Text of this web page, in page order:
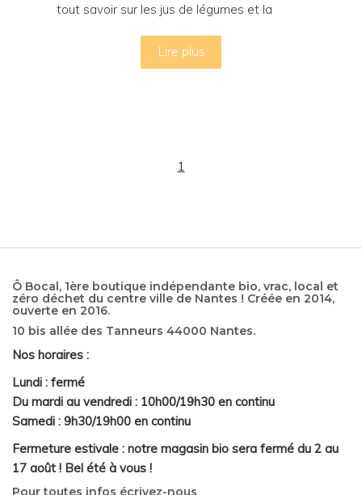
tout savoir sur les jus de légumes et la
Lire plus
1
Ô Bocal, 1ère boutique indépendante bio, vrac, local et
zéro déchet du centre ville de Nantes ! Créée en 2014,
ouverte en 2016.
10 bis allée des Tanneurs 44000 Nantes.
Nos horaires :
Lundi : fermé
Du mardi au vendredi : 10h00/19h30 en continu
Samedi : 9h30/19h00 en continu
Fermeture estivale : notre magasin bio sera fermé du 2 au
17 août ! Bel été à vous !
Pour toutes infos écrivez-nous